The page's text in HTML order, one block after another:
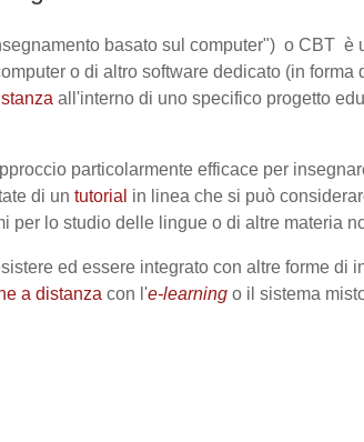
basato sul computer") o CBT è
o di altro software dedicato (in forma
all'interno di uno specifico progetto
particolarmente efficace per
di un tutorial in linea che si può
per lo studio delle lingue o di altre materia
ed essere integrato con altre forme
a distanza con l'e-learning o il sistema